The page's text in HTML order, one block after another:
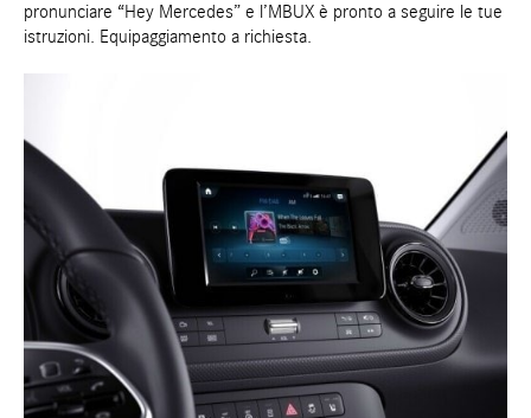
pronunciare “Hey Mercedes” e l’MBUX è pronto a seguire le tue
istruzioni. Equipaggiamento a richiesta.